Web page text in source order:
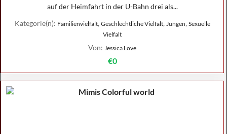
auf der Heimfahrt in der U-Bahn drei als...
Kategorie(n): Familienvielfalt, Geschlechtliche Vielfalt, Jungen, Sexuelle
Vielfalt
Von: Jessica Love
€0